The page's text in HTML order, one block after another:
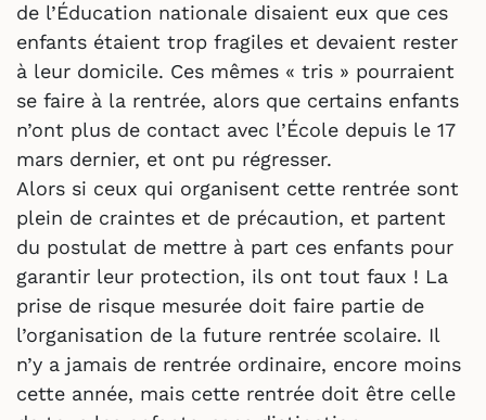
de l’Éducation nationale disaient eux que ces
enfants étaient trop fragiles et devaient rester
à leur domicile. Ces mêmes « tris » pourraient
se faire à la rentrée, alors que certains enfants
n’ont plus de contact avec l’École depuis le 17
mars dernier, et ont pu régresser.
Alors si ceux qui organisent cette rentrée sont
plein de craintes et de précaution, et partent
du postulat de mettre à part ces enfants pour
garantir leur protection, ils ont tout faux ! La
prise de risque mesurée doit faire partie de
l’organisation de la future rentrée scolaire. Il
n’y a jamais de rentrée ordinaire, encore moins
cette année, mais cette rentrée doit être celle